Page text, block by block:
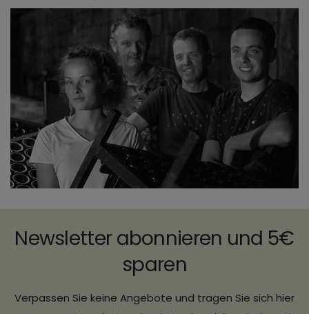
Newsletter abonnieren und 5€
sparen
Verpassen Sie keine Angebote und tragen Sie sich hier